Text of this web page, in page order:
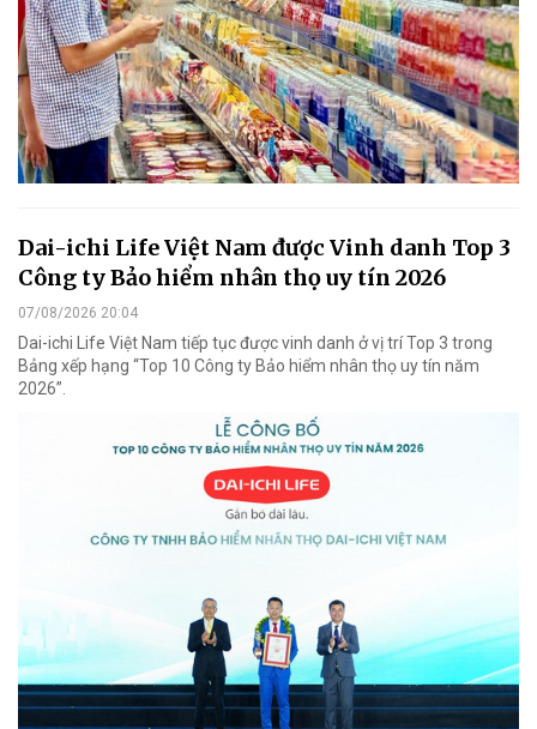
Dai-ichi Life Việt Nam được Vinh danh Top 3
Công ty Bảo hiểm nhân thọ uy tín 2026
07/08/2026 20:04
Dai-ichi Life Việt Nam tiếp tục được vinh danh ở vị trí Top 3 trong
Bảng xếp hạng “Top 10 Công ty Bảo hiểm nhân thọ uy tín năm
2026”.